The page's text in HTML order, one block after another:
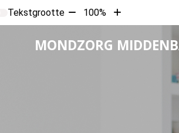
Tekstgrootte Tekst
verkleinen
10%
100%
Tekst
vergroten
10%
MONDZORG